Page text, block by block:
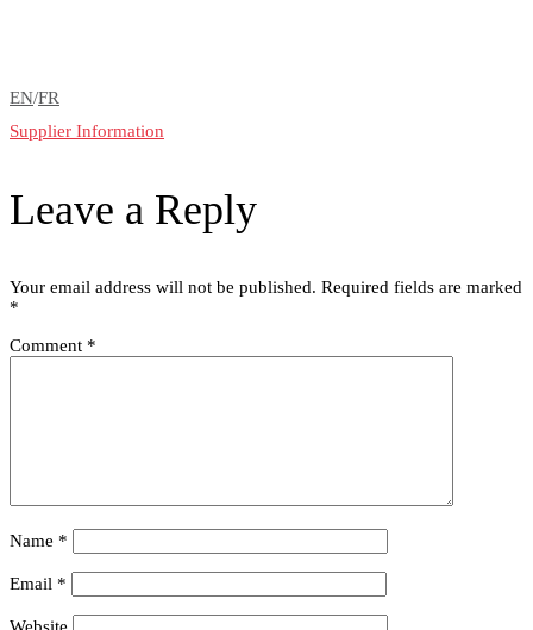
EN/FR
Supplier Information
Leave a Reply
Your email address will not be published. Required fields are marked
*
Comment *
Name *
Email *
Website